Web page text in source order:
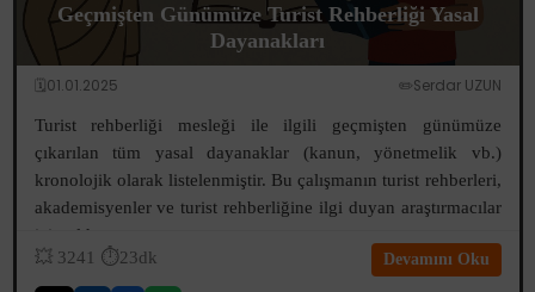
Geçmişten Günümüze Turist Rehberliği Yasal
Dayanakları
🗓️01.01.2025 ✏️Serdar UZUN
Turist rehberliği mesleği ile ilgili geçmişten günümüze
çıkarılan tüm yasal dayanaklar (kanun, yönetmelik vb.)
kronolojik olarak listelenmiştir. Bu çalışmanın turist rehberleri,
akademisyenler ve turist rehberliğine ilgi duyan araştırmacılar
için old...
💥 3241 ⏱️23dk Devamını Oku